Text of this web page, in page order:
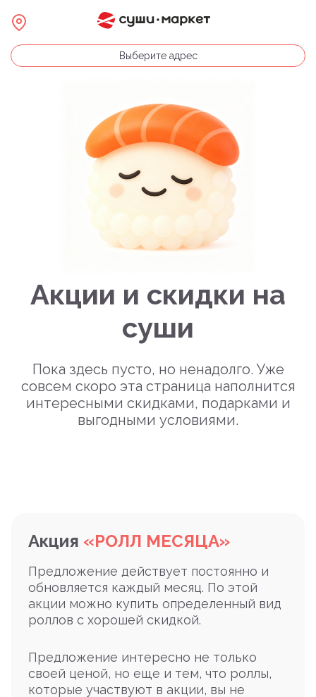
Выберите адрес
Акции и скидки на
суши
Пока здесь пусто, но ненадолго. Уже
совсем скоро эта страница наполнится
интересными скидками, подарками и
выгодными условиями.
Акция «РОЛЛ МЕСЯЦА»
Предложение действует постоянно и
обновляется каждый месяц. По этой
акции можно купить определенный вид
роллов с хорошей скидкой.
Предложение интересно не только
своей ценой, но еще и тем, что роллы,
которые участвуют в акции, вы не